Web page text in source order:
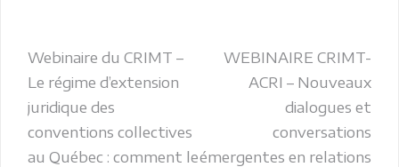
Navigation
de
l’article
Webinaire du CRIMT –
Le régime d’extension
juridique des
conventions collectives
au Québec : comment le
WEBINAIRE CRIMT-
ACRI – Nouveaux
dialogues et
conversations
émergentes en relations